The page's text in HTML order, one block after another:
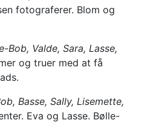
fotograferer. Blom og
Bob, Valde, Sara, Lasse,
og truer med at få
Basse, Sally, Lisemette,
Eva og Lasse. Bølle-